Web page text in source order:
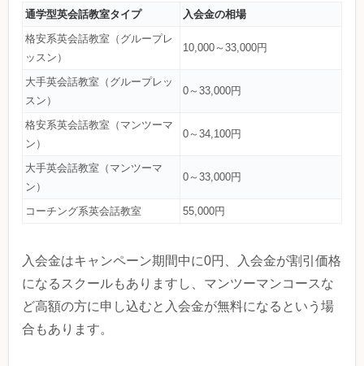
通学型英会話教室タイプ 入会金の相場
格安系英会話教室（グループレ
ッスン）
10,000～33,000円
大手英会話教室（グループレッ
スン）
0～33,000円
格安系英会話教室（マンツーマ
ン）
0～34,100円
大手英会話教室（マンツーマ
ン）
0～33,000円
コーチング系英会話教室 55,000円
入会金はキャンペーン期間中に0円、入会金が割引価格
になるスクールもありますし、マンツーマンコースな
ど高額の方に申し込むと入会金が無料になるという場
合もあります。